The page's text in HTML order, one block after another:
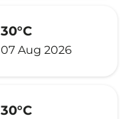
30°C
07 Aug 2026
30°C